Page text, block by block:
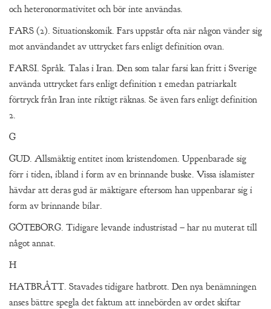
och heteronormativitet och bör inte användas.
FARS (2). Situationskomik. Fars uppstår ofta när någon vänder sig
mot användandet av uttrycket fars enligt definition ovan.
FARSI. Språk. Talas i Iran. Den som talar farsi kan fritt i Sverige
använda uttrycket fars enligt definition 1 emedan patriarkalt
förtryck från Iran inte riktigt räknas. Se även fars enligt definition
2.
G
GUD. Allsmäktig entitet inom kristendomen. Uppenbarade sig
förr i tiden, ibland i form av en brinnande buske. Vissa islamister
hävdar att deras gud är mäktigare eftersom han uppenbarar sig i
form av brinnande bilar.
GÖTEBORG. Tidigare levande industristad – har nu muterat till
något annat.
H
HATBRÅTT. Stavades tidigare hatbrott. Den nya benämningen
anses bättre spegla det faktum att innebörden av ordet skiftar